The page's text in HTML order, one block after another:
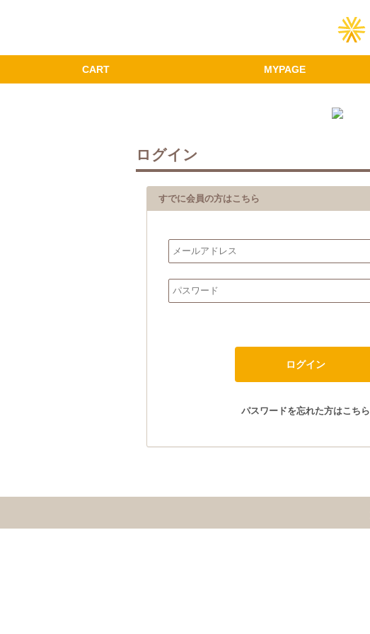
ログイン
すでに会員の方はこちら
パスワードを忘れた方はこちら